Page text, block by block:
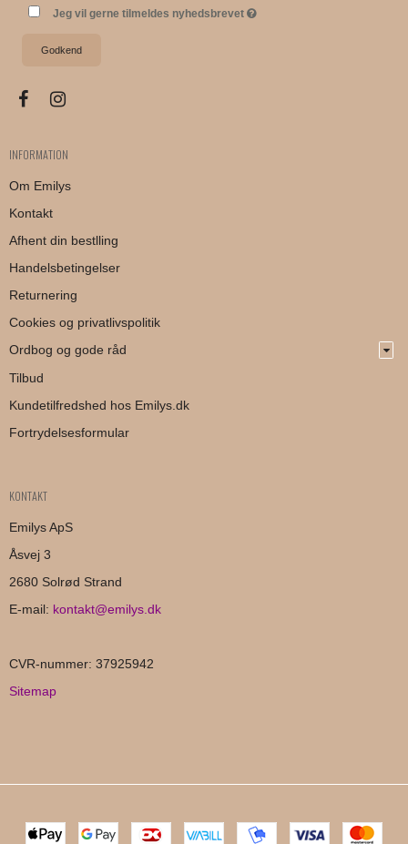
Jeg vil gerne tilmeldes nyhedsbrevet
Godkend
INFORMATION
Om Emilys
Kontakt
Afhent din bestlling
Handelsbetingelser
Returnering
Cookies og privatlivspolitik
Ordbog og gode råd
Tilbud
Kundetilfredshed hos Emilys.dk
Fortrydelsesformular
KONTAKT
Emilys ApS
Åsvej 3
2680 Solrød Strand
E-mail: kontakt@emilys.dk
CVR-nummer: 37925942
Sitemap